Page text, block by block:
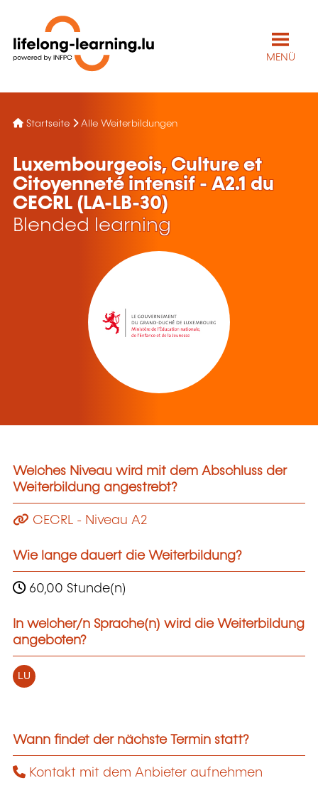
MENÜ
Startseite Alle Weiterbildungen
Luxembourgeois, Culture et
Citoyenneté intensif - A2.1 du
CECRL (LA-LB-30)
Blended learning
Welches Niveau wird mit dem Abschluss der
Weiterbildung angestrebt?
CECRL - Niveau A2
Wie lange dauert die Weiterbildung?
60,00 Stunde(n)
In welcher/n Sprache(n) wird die Weiterbildung
angeboten?
LU
Wann findet der nächste Termin statt?
Kontakt mit dem Anbieter aufnehmen